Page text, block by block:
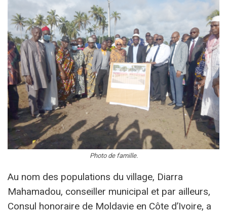
Photo de famille.
Au nom des populations du village, Diarra
Mahamadou, conseiller municipal et par ailleurs,
Consul honoraire de Moldavie en Côte d’Ivoire, a